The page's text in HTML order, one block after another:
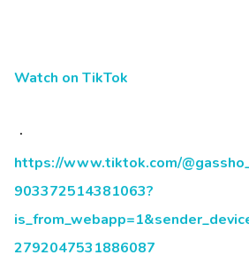
Watch on TikTok
・
https://www.tiktok.com/
903372514381063?
2792047531886087